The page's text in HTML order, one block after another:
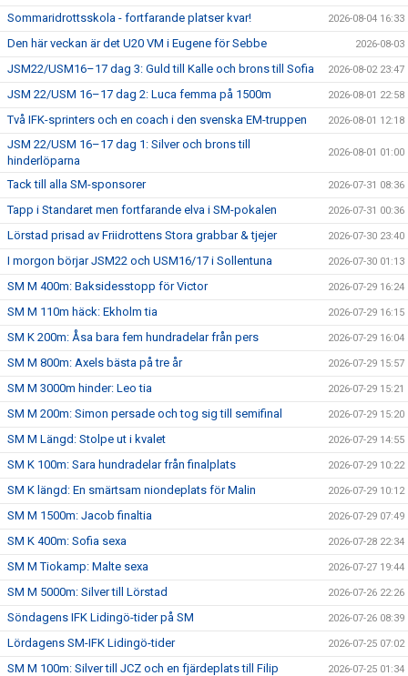
Sommaridrottsskola - fortfarande platser kvar! 2026-08-04 16:33
Den här veckan är det U20 VM i Eugene för Sebbe 2026-08-03
JSM22/USM16–17 dag 3: Guld till Kalle och brons till Sofia 2026-08-02 23:47
JSM 22/USM 16–17 dag 2: Luca femma på 1500m 2026-08-01 22:58
Två IFK-sprinters och en coach i den svenska EM-truppen 2026-08-01 12:18
JSM 22/USM 16–17 dag 1: Silver och brons till
hinderlöparna
2026-08-01 01:00
Tack till alla SM-sponsorer 2026-07-31 08:36
Tapp i Standaret men fortfarande elva i SM-pokalen 2026-07-31 00:36
Lörstad prisad av Friidrottens Stora grabbar & tjejer 2026-07-30 23:40
I morgon börjar JSM22 och USM16/17 i Sollentuna 2026-07-30 01:13
SM M 400m: Baksidesstopp för Victor 2026-07-29 16:24
SM M 110m häck: Ekholm tia 2026-07-29 16:15
SM K 200m: Åsa bara fem hundradelar från pers 2026-07-29 16:04
SM M 800m: Axels bästa på tre år 2026-07-29 15:57
SM M 3000m hinder: Leo tia 2026-07-29 15:21
SM M 200m: Simon persade och tog sig till semifinal 2026-07-29 15:20
SM M Längd: Stolpe ut i kvalet 2026-07-29 14:55
SM K 100m: Sara hundradelar från finalplats 2026-07-29 10:22
SM K längd: En smärtsam niondeplats för Malin 2026-07-29 10:12
SM M 1500m: Jacob finaltia 2026-07-29 07:49
SM K 400m: Sofia sexa 2026-07-28 22:34
SM M Tiokamp: Malte sexa 2026-07-27 19:44
SM M 5000m: Silver till Lörstad 2026-07-26 22:26
Söndagens IFK Lidingö-tider på SM 2026-07-26 08:39
Lördagens SM-IFK Lidingö-tider 2026-07-25 07:02
SM M 100m: Silver till JCZ och en fjärdeplats till Filip 2026-07-25 01:34